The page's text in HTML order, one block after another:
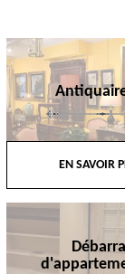
EN SAVOIR